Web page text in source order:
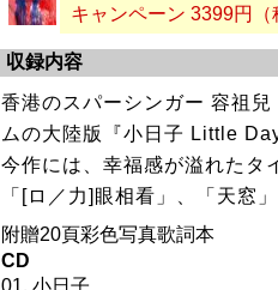
キャンペーン 3399円（
収録内容
香港のスパーシンガー 容祖
ムの大陸版『小日子 Little
今作には、幸福感が溢れたタ
「[ロ／力]眼相看」、「天窓
附贈20頁彩色写真歌詞本
CD
01. 小日子